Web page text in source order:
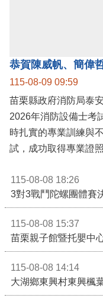
恭賀陳威帆、簡偉
115-08-09 09:59
苗栗縣政府消防局泰
2026年消防設備士考試，金榜題名
時扎實的專業訓練與
115-08-08 18:26
115-08-08 15:37
115-08-08 14:14
大湖鄉東興村東興楓